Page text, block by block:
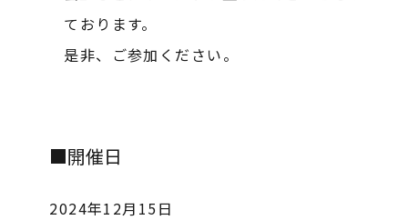
ております。
是非、ご参加ください。
■開催日
2024年12月15日